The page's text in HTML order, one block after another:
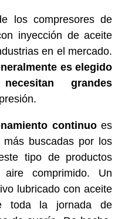
los compresores de
inyección de aceite
en el mercado.
es elegido
grandes
continuoes
buscadas por los
tipo de productos
comprimido. Un
lubricado con aceite
toda la jornada de